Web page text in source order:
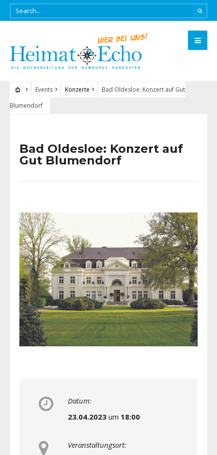
Events Konzerte
Bad Oldesloe: Konzert auf Gut
Blumendorf
Bad Oldesloe: Konzert auf
Gut Blumendorf
Datum:
23.04.2023 um 18:00
Veranstaltungsort: